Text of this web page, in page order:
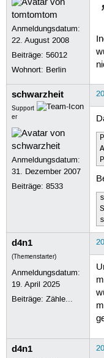
Anmeldungsdatum:
22. August 2008
Beiträge:56012
Wohnort: Berlin
schwarzheit
Support
er
Anmeldungsdatum:
31. Dezember 2007
Beiträge:8533
d4n1
(Themenstarter)
Anmeldungsdatum:
19. April 2025
Beiträge:Zähle...
d4n1